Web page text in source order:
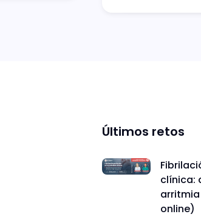
Últimos retos
clínica:
online)